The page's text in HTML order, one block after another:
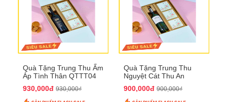
Quà Tặng Trung Thu Ấm
Áp Tình Thân QTTT04
930,000đ 930,000₫
Quà Tặng Trung Thu
Nguyệt Cát Thu An
900,000đ 900,000₫